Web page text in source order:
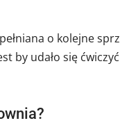
o kolejne
by udało się